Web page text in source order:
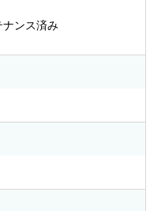
ンス済み